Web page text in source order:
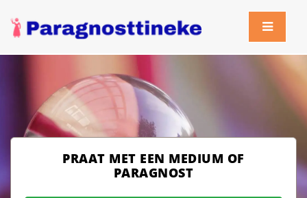
PRAAT MET EEN MEDIUM OF
PARAGNOST